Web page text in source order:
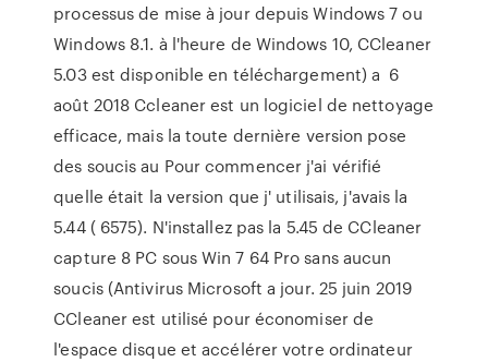
processus de mise à jour depuis Windows 7 ou
Windows 8.1. à l'heure de Windows 10, CCleaner
5.03 est disponible en téléchargement) a 6
août 2018 Ccleaner est un logiciel de nettoyage
efficace, mais la toute dernière version pose
des soucis au Pour commencer j'ai vérifié
quelle était la version que j' utilisais, j'avais la
5.44 ( 6575). N'installez pas la 5.45 de CCleaner
capture 8 PC sous Win 7 64 Pro sans aucun
soucis (Antivirus Microsoft a jour. 25 juin 2019
CCleaner est utilisé pour économiser de
l'espace disque et accélérer votre ordinateur